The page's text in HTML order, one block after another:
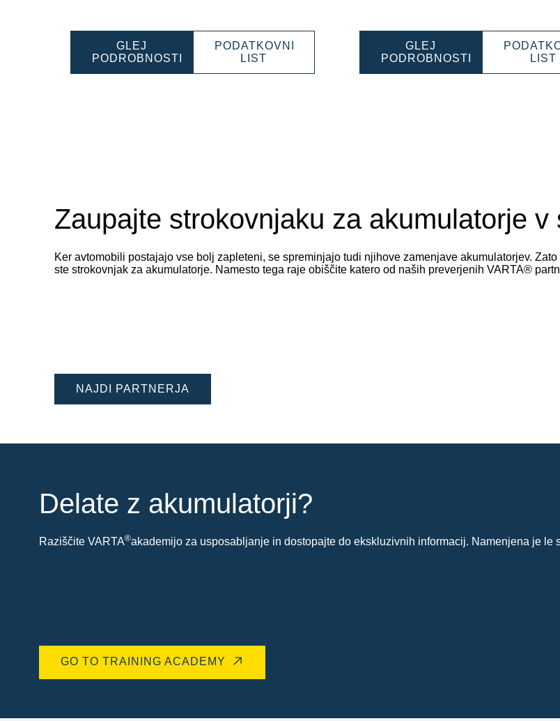
GLEJ
PODROBNOSTI
PODATKOVNI
LIST
GLEJ
PODROBNOSTI
LIST
Zaupajte strokovnjaku za akumulatorje v
Ker avtomobili postajajo vse bolj zapleteni, se spreminjajo tudi njihove zamenjave akumulatorjev.
ste strokovnjak za akumulatorje. Namesto tega raje obiščite katero od naših preverjenih VARTA®
NAJDI PARTNERJA
Delate z akumulatorji?
Raziščite VARTA®akademijo za usposabljanje in dostopajte do ekskluzivnih informacij. Namenjena je le
GO TO TRAINING ACADEMY